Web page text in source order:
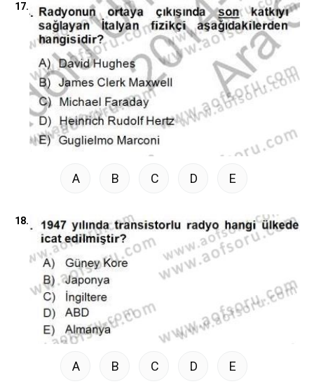
17.
A B C D E
18.
A B C D E